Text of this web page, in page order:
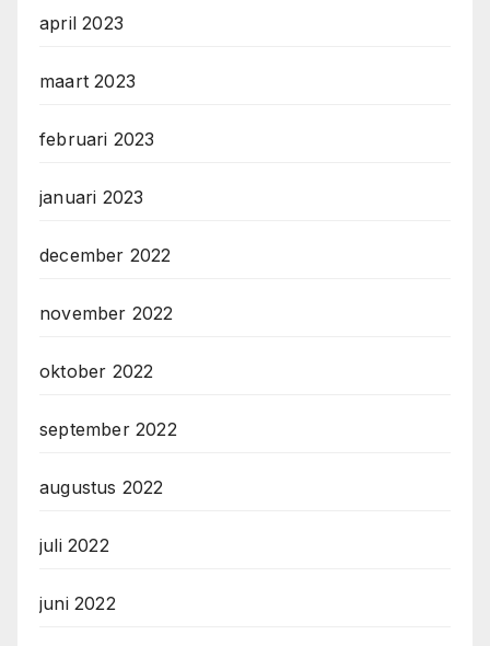
april 2023
maart 2023
februari 2023
januari 2023
december 2022
november 2022
oktober 2022
september 2022
augustus 2022
juli 2022
juni 2022